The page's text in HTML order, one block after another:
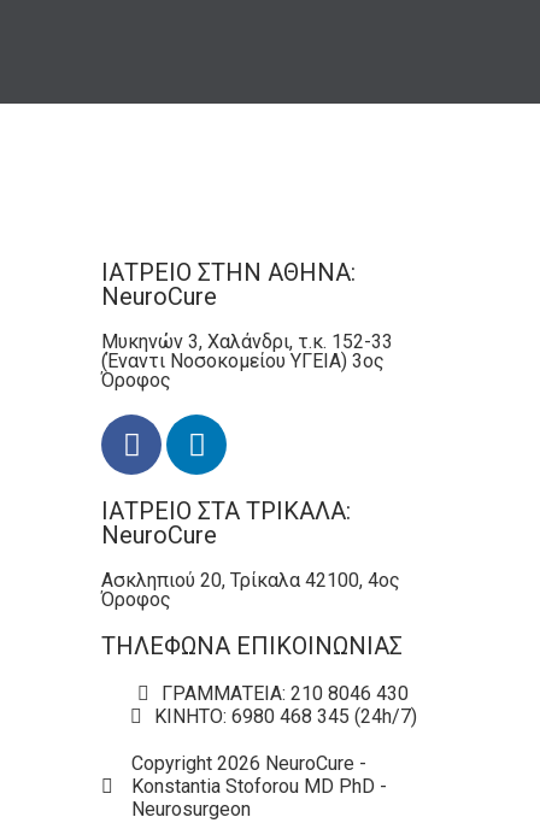
ΙΑΤΡΕΙΟ ΣΤΗΝ ΑΘΗΝΑ:
NeuroCure
Μυκηνών 3, Χαλάνδρι, τ.κ. 152-33
(Έναντι Νοσοκομείου ΥΓΕΙΑ) 3ος
Όροφος
ΙΑΤΡΕΙΟ ΣΤΑ ΤΡΙΚΑΛΑ:
NeuroCure
Ασκληπιού 20, Τρίκαλα 42100, 4ος
Όροφος
ΤΗΛΕΦΩΝΑ ΕΠΙΚΟΙΝΩΝΙΑΣ
ΓΡΑΜΜΑΤΕΙΑ: 210 8046 430
ΚΙΝΗΤΟ: 6980 468 345 (24h/7)
Copyright 2026 NeuroCure -
Konstantia Stoforou MD PhD -
Neurosurgeon